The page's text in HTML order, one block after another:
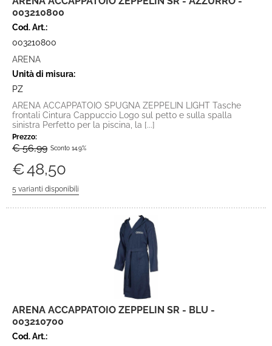
003210800
Cod. Art.:
003210800
ARENA
Unità di misura:
PZ
ARENA ACCAPPATOIO SPUGNA ZEPPELIN LIGHT Tasche
frontali Cintura Cappuccio Logo sul petto e sulla spalla
sinistra Perfetto per la piscina, la [...]
Prezzo:
€ 56,99 Sconto 14.9%
€48,50
ARENA ACCAPPATOIO ZEPPELIN SR - BLU -
003210700
Cod. Art.: